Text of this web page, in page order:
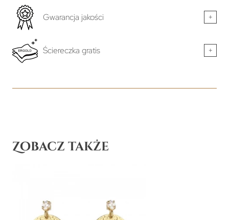
Gwarancja jakości +
Ściereczka gratis +
Zobacz także